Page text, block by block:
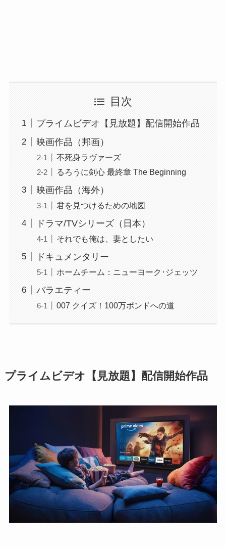
目次
プライムビデオ【見放題】配信開始作品
映画作品（邦画）
不死身ラヴァーズ
るろうに剣心 最終章 The Beginning
映画作品（海外）
君を見つけるための地図
ドラマ/TVシリーズ（日本）
それでも俺は、妻としたい
ドキュメンタリー
ホームチーム：ニューヨーク･ジェッツ
バラエティー
007 クイズ！100万ポンドへの道
プライムビデオ【見放題】配信開始作品